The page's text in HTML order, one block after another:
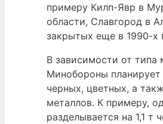
примеру Килп-Явр в
области, Славгород в
закрытых еще в 1990-х
В зависимости от
Минобороны планирует
черных, цветных, а
металлов. К примеру,
разделывается на 1,1 т